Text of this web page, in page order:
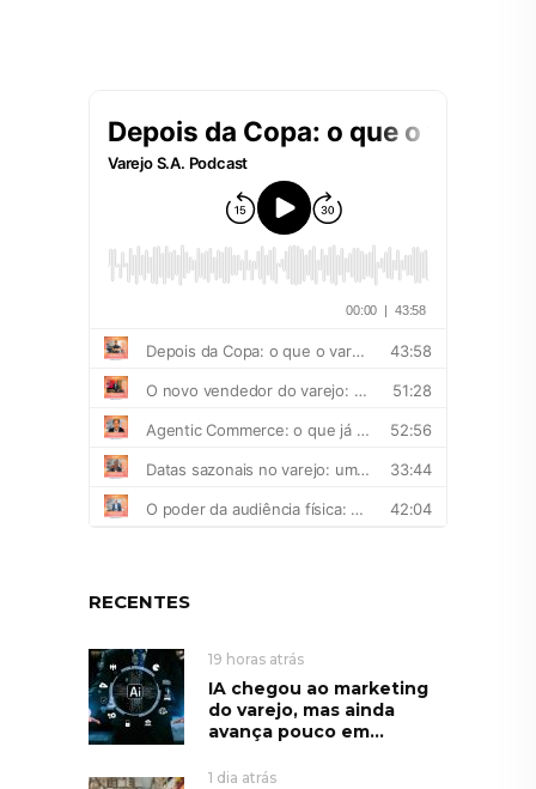
RECENTES
19 horas atrás
IA chegou ao marketing
do varejo, mas ainda
avança pouco em...
1 dia atrás